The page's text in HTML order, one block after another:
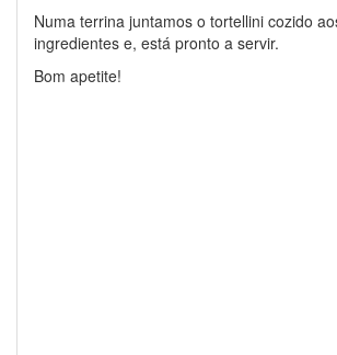
Numa terrina juntamos o tortellini cozido
ingredientes e, está pronto a servir.
Bom apetite!